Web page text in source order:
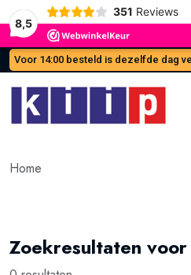
8,5
351 Reviews
Voor 14:00 besteld is dezelfde dag
Home
Zoekresultaten